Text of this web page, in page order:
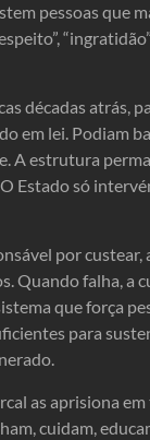
pessoas que
décadas atrás,
em lei. Podiam
A estrutura
Estado só
por custear,
Quando falha, a
que força
para
as aprisiona
cuidam,